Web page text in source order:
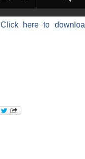
Click here to